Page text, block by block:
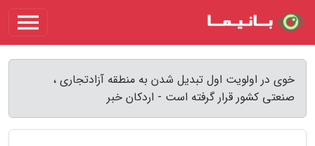
خوی در اولویت اول تبدیل شدن به منطقه آزادتجاری ،
صنعتی کشور قرار گرفته است - اردکان خبر